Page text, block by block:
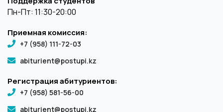
Пн-Пт: 11:30-20:00
Приемная комиссия:
+7 (958) 111-72-03
abiturient@postupi.kz
Регистрация абитуриентов:
+7 (958) 581-56-00
abiturient@postupi.kz